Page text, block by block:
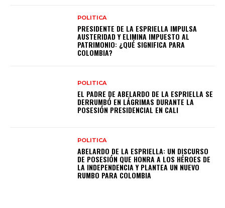
POLITICA
PRESIDENTE DE LA ESPRIELLA IMPULSA
AUSTERIDAD Y ELIMINA IMPUESTO AL
PATRIMONIO: ¿QUÉ SIGNIFICA PARA
COLOMBIA?
POLITICA
EL PADRE DE ABELARDO DE LA ESPRIELLA SE
DERRUMBÓ EN LÁGRIMAS DURANTE LA
POSESIÓN PRESIDENCIAL EN CALI
POLITICA
ABELARDO DE LA ESPRIELLA: UN DISCURSO
DE POSESIÓN QUE HONRA A LOS HÉROES DE
LA INDEPENDENCIA Y PLANTEA UN NUEVO
RUMBO PARA COLOMBIA